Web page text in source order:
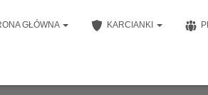
GŁÓWNA KARCIANKI